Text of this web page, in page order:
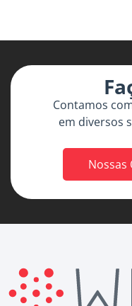
Contamos
em diversos